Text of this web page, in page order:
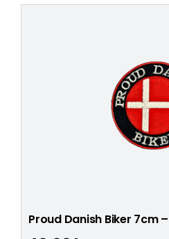
Proud Danish Biker 7cm